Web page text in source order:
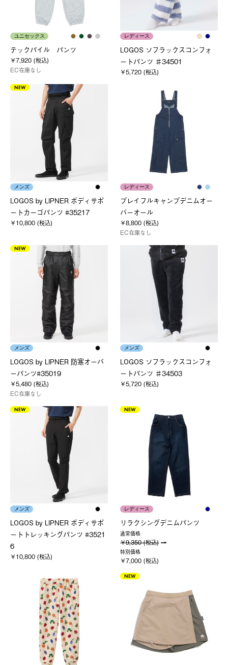
ユニセックス
テックパイル パンツ
￥7,920 (税込)
EC在庫なし
レディース
LOGOS ソフラックスコンフォ
ートパンツ ♯34501
￥5,720 (税込)
NEW
メンズ
LOGOS by LIPNER ボディサポ
ートカーゴパンツ #35217
￥10,800 (税込)
レディース
プレイフルキャンプデニムオー
バーオール
￥8,800 (税込)
EC在庫なし
NEW
メンズ
LOGOS by LIPNER 防寒オーバ
ーパンツ#35019
￥5,480 (税込)
EC在庫なし
メンズ
LOGOS ソフラックスコンフォ
ートパンツ ♯34503
￥5,720 (税込)
NEW
メンズ
LOGOS by LIPNER ボディサポ
ートトレッキングパンツ #3521
6
￥10,800 (税込)
NEW
レディース
リラクシングデニムパンツ
通常価格
￥9,350 (税込)
特別価格
￥7,000 (税込)
NEW